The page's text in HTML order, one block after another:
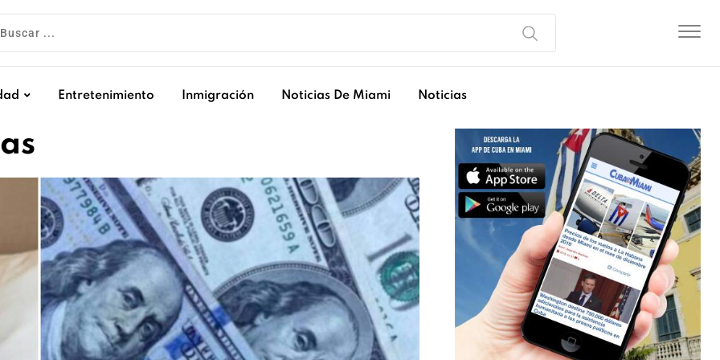
Entretenimiento Inmigración Noticias De Miami Noticias